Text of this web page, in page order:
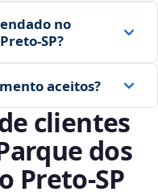
no
aceitos?
clientes
dos
Preto‑SP